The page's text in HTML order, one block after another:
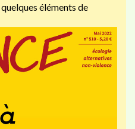
éléments de